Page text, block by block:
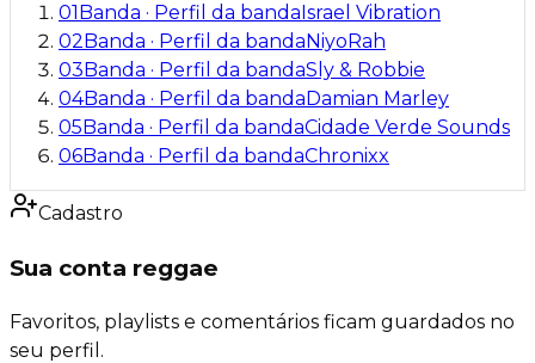
01 Banda · Perfil da banda Israel Vibration
02 Banda · Perfil da banda NiyoRah
03 Banda · Perfil da bandaSly & Robbie
04Banda · Perfil da banda Damian Marley
05 Banda · Perfil da bandaCidade Verde Sounds
06Banda · Perfil da bandaChronixx
Cadastro
Sua conta reggae
Favoritos, playlists e comentários ficam guardados no
seu perfil.